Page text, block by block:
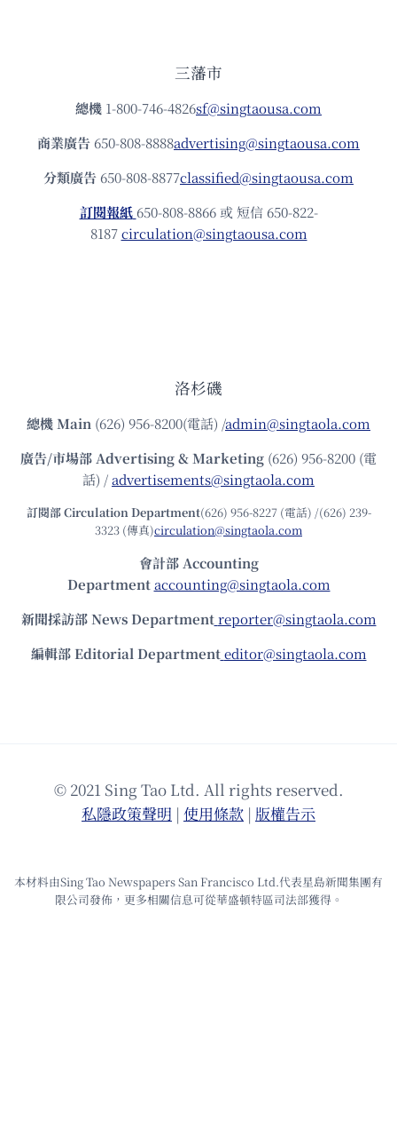
三藩市
總機 1-800-746-4826sf@singtaousa.com
商業廣告 650-808-8888advertising@singtaousa.com
分類廣告 650-808-8877classified@singtaousa.com
訂閱報紙 650-808-8866 或 短信 650-822-
8187circulation@singtaousa.com
洛杉磯
總機Main (626) 956-8200(電話) /admin@singtaola.com
廣告/市場部Advertising & Marketing (626) 956-8200 (電
話) /advertisements@singtaola.com
訂閱部 Circulation Department(626) 956-8227 (電話) /(626) 239-
3323 (傳真)circulation@singtaola.com
會計部 Accounting
Department accounting@singtaola.com
新聞採訪部 News Department reporter@singtaola.com
編輯部 Editorial Department editor@singtaola.com
© 2021 Sing Tao Ltd. All rights reserved.
私隱政策聲明 | 使⽤條款 | 版權告⽰
本材料由Sing Tao Newspapers San Francisco Ltd.代表星島新聞集團有
限公司發佈，更多相關信息可從華盛頓特區司法部獲得。